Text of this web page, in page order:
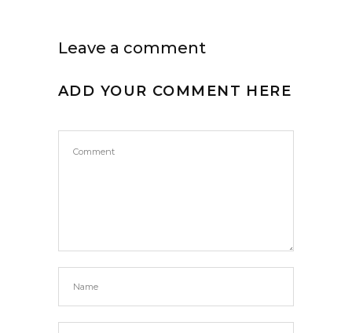
Leave a comment
ADD YOUR COMMENT HERE